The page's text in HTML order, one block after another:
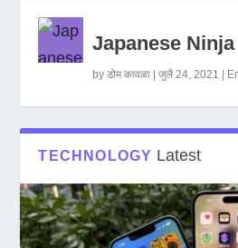
Japanese
byडोम कावळा |जुलै 24, 2021
TECHNOLOGY Latest